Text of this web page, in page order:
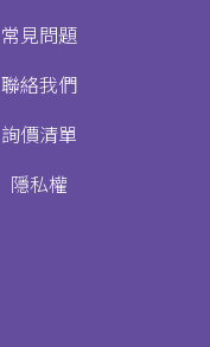
常見問題
聯絡我們
詢價清單
隱私權